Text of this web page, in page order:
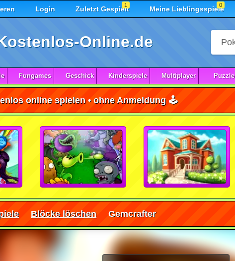
Login Zuletzt Gespielt
1 Meine Lieblingsspiele
0
Online.de
Fungames Geschick Kinderspiele Multiplayer Puzzle
online spielen • ohne Anmeldung 🕹️
Blöcke löschen Gemcrafter